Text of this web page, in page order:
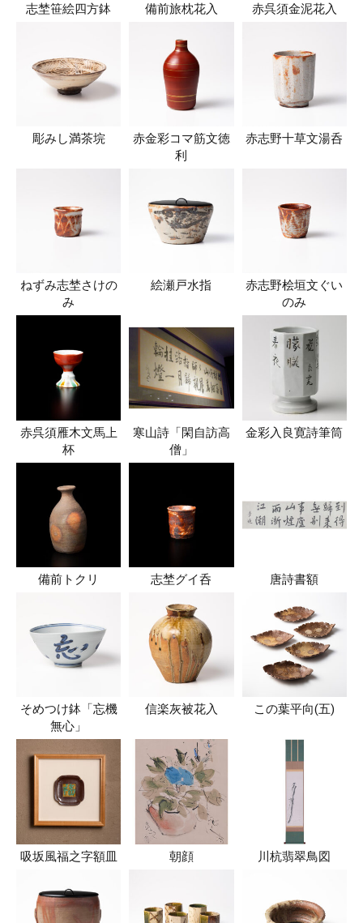
志埜笹絵四方鉢 備前旅枕花入 赤呉須金泥花入
彫みし満茶垸
赤金彩コマ筋文徳
利
赤志野十草文湯呑
ねずみ志埜さけの
み
絵瀬戸水指
赤志野桧垣文ぐい
のみ
赤呉須雁木文馬上
杯
寒山詩「閑自訪高
僧」
金彩入良寛詩筆筒
備前トクリ 志埜グイ呑 唐詩書額
そめつけ鉢「忘機
無心」
信楽灰被花入 この葉平向(五)
吸坂風福之字額皿 朝顔 川杭翡翠鳥図